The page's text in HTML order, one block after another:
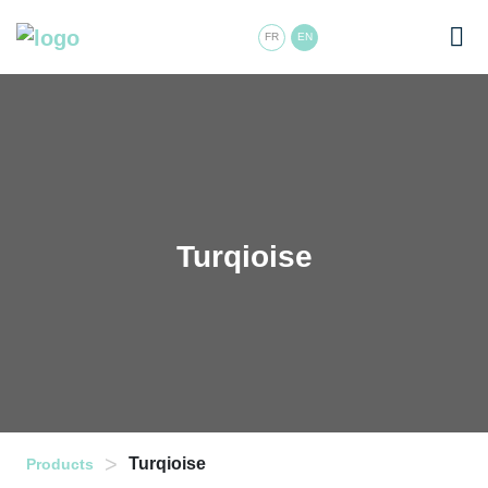
FR EN
Turqioise
Products > Turqioise